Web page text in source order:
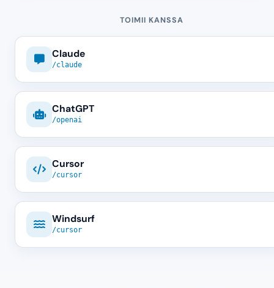
TOIMII KANSSA
Claude
/claude
ChatGPT
/openai
Cursor
/cursor
Windsurf
/cursor